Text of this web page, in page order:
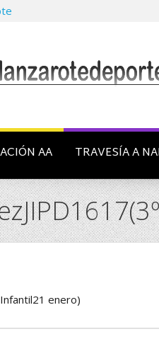
AA TRAVESÍA A
enero)